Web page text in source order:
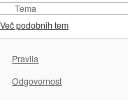
Tema
Več podobnih tem
Pravila
Odgovornost